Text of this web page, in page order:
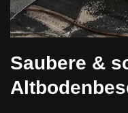
Saubere &